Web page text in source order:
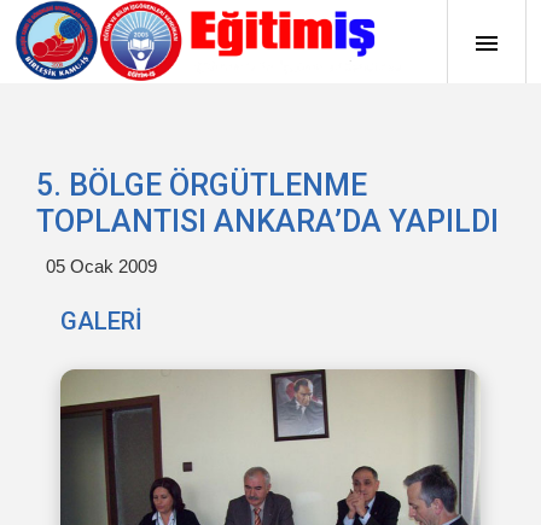
5. BÖLGE ÖRGÜTLENME
TOPLANTISI ANKARA’DA YAPILDI
05 Ocak 2009
GALERİ